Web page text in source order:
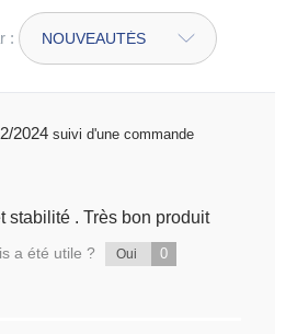
:
12/2024 suivi d'une commande
stabilité . Très bon produit
a été utile ? Oui 0